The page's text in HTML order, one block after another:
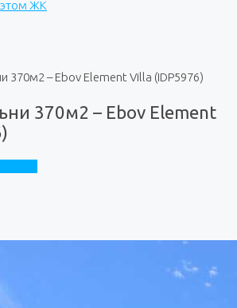
ЖК
370м2 – Ebov Element Villa (IDP5976)
370м2 – Ebov Element